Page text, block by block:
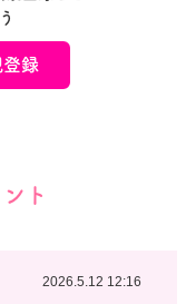
登録
ト
2026.5.12 12:16